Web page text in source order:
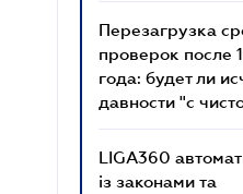
Перезагрузка
проверок после
года: будет ли
давности "с
LIGA360
із законами та